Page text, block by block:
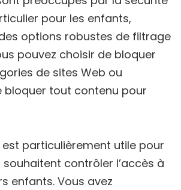
pour les enfants,
options robustes de filtrage
pouvez choisir de bloquer
de sites Web ou
bloquer tout contenu pour
particulièrement utile pour
contrôler l’accès à
enfants. Vous avez